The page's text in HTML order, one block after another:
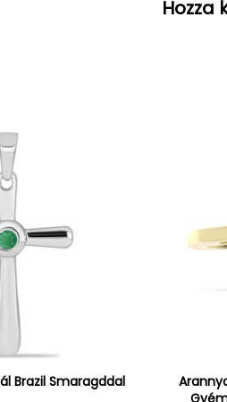
Hozza
Brazil Smaragddal